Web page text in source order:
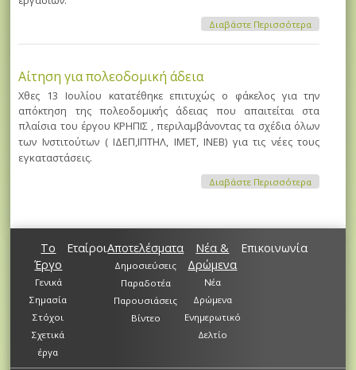
Διαβάστε Περισσότερα
Αίτηση για πολεοδομική άδεια
Χθες 13 Ιουλίου κατατέθηκε επιτυχώς ο φάκελος για την
απόκτηση της πολεοδομικής άδειας που απαιτείται στα
πλαίσια του έργου ΚΡΗΠΙΣ , περιλαμβάνοντας τα σχέδια όλων
των Ινστιτούτων (ΙΔΕΠ,ΙΠΤΗΛ, ΙΜΕΤ, ΙΝΕΒ) για τις νέες τους
εγκαταστάσεις.
Διαβάστε Περισσότερα
Το
Έργο
Γενικά
Σημασία
Στόχοι
Σχετικά
έργα
ΕταίροιΑποτελέσματα
Δημοσιεύσεις
Παραδοτέα
Παρουσιάσεις
Βίντεο
Νέα &
Δρώμενα
Νέα
Δρώμενα
Ενημερωτικό
Δελτίο
Επικοινωνία